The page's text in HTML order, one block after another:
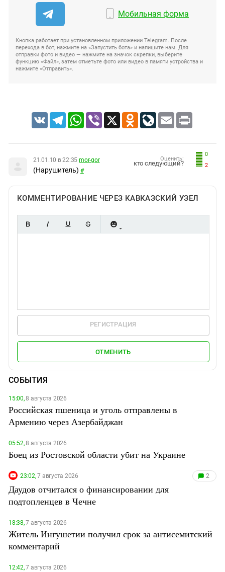
Мобильная форма
Кнопка работает при установленном приложении Telegram. После
перехода в бот, нажмите на «Запустить бота» и напишите нам. Для
отправки фото и видео — нажмите на значок скрепки, выберите
функцию «Файл», затем отметьте фото или видео в памяти устройства и
нажмите «Отправить».
VK TelegramWhatsApp
Viber X Odnoklassniki
LiveJournal
Email Print
0
2
Оценить:
21.01.10 в 22:35 mor-gor
(Нарушитель) #
кто следующий?
КОММЕНТИРОВАНИЕ ЧЕРЕЗ КАВКАЗСКИЙ УЗЕЛ
РЕГИСТРАЦИЯ
ОТМЕНИТЬ
СОБЫТИЯ
15:00,8 августа 2026
Российская пшеница и уголь отправлены в
Армению через Азербайджан
05:52,8 августа 2026
Боец из Ростовской области убит на Украине
23:02,7 августа 2026 2
Даудов отчитался о финансировании для
подтопленцев в Чечне
18:38,7 августа 2026
Житель Ингушетии получил срок за антисемитский
комментарий
12:42,7 августа 2026